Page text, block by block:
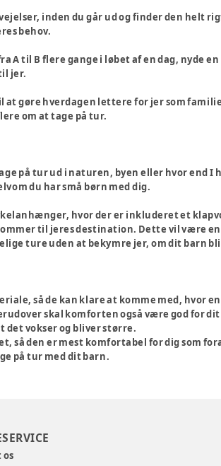
inden du går ud og finder den helt
behov.
A til B flere gange i løbet af en dag, nyde
jer.
gøre hverdagen lettere for jer som
om at tage på tur.
på tur ud i naturen, byen eller hvor end
du har små børn med dig.
hvor der er inkluderet et
til jeres destination. Dette vil være
ture uden at bekymre jer, om dit barn
så de kan klare at komme med, hvor
skal komforten også være god for
vokser og bliver større.
så den er mest komfortabel for dig som
på tur med dit barn.